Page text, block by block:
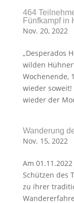
464
Fünfkampf in
Nov. 20, 2022
„Desperados
wilden
Wochenende,
wieder
wieder der
Wanderung
Nov. 15, 2022
Am
Schützen des
zu ihrer